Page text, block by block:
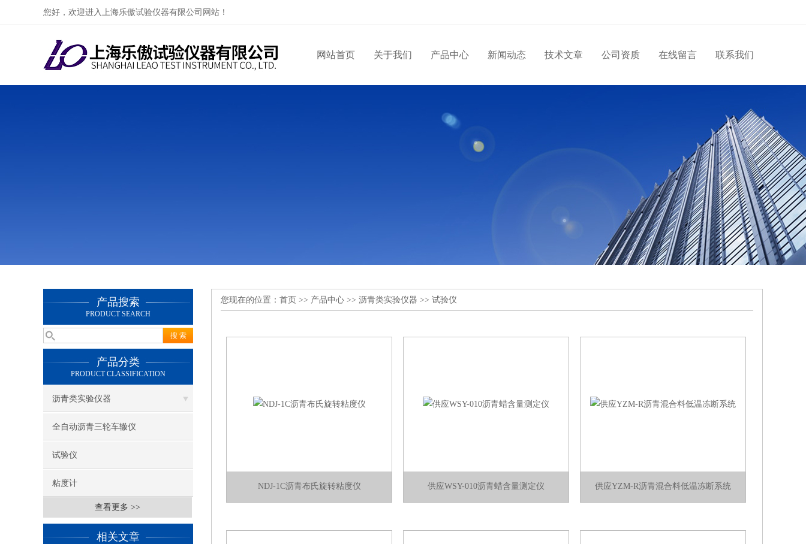
您好，欢迎进入上海乐傲试验仪器有限公司网站！
网站首页 关于我们 产品中心 新闻动态 技术文章 公司资质 在线留言 联系我们
产品搜索
PRODUCT SEARCH
产品分类
PRODUCT CLASSIFICATION
沥青类实验仪器
全自动沥青三轮车辙仪
试验仪
粘度计
查看更多 >>
相关文章
您现在的位置： 首页 >> 产品中心 >> 沥青类实验仪器 >> 试验仪
NDJ-1C沥青布氏旋转粘度仪 供应WSY-010沥青蜡含量测定仪 供应YZM-R沥青混合料低温冻断系统